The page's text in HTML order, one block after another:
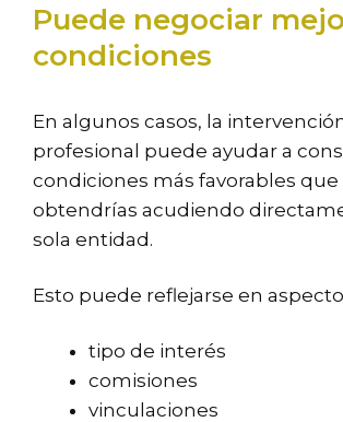
Puede negociar
condiciones
En algunos casos, la
profesional puede ayudar a
condiciones más favorables que
obtendrías acudiendo
sola entidad.
Esto puede reflejarse en
tipo de interés
comisiones
vinculaciones